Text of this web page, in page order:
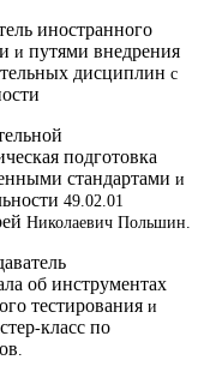
иностранного
и путями внедрения
дисциплин с
подготовка
стандартами и
49.02.01
Николаевич Польшин.
об инструментах
тестирования и
-класс по
.